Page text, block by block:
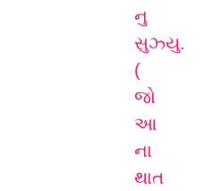
નુ
સુઝ્યુ.
(
જો
આ
ના
થાત